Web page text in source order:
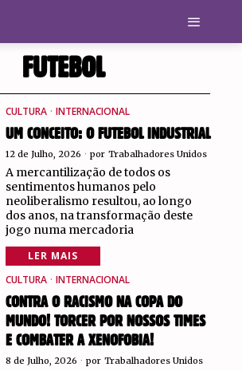
FUTEBOL
CULTURA · INTERNACIONAL
UM CONCEITO: O FUTEBOL INDUSTRIAL
12 de Julho, 2026 por Trabalhadores Unidos
A mercantilização de todos os
sentimentos humanos pelo
neoliberalismo resultou, ao longo
dos anos, na transformação deste
jogo numa mercadoria
LER MAIS
CULTURA · INTERNACIONAL
CONTRA O RACISMO NA COPA DO
MUNDO! TORCER POR NOSSOS TIMES
E COMBATER A XENOFOBIA!
8 de Julho, 2026 por Trabalhadores Unidos